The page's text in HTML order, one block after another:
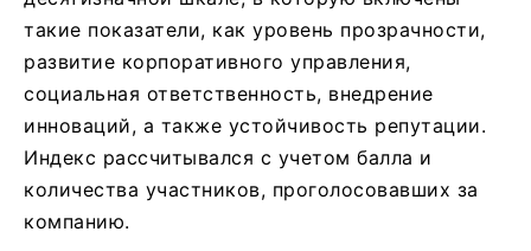
такие показатели, как уровень прозрачности,
развитие корпоративного управления,
социальная ответственность, внедрение
инноваций, а также устойчивость репутации.
Индекс рассчитывался с учетом балла и
количества участников, проголосовавших за
компанию.